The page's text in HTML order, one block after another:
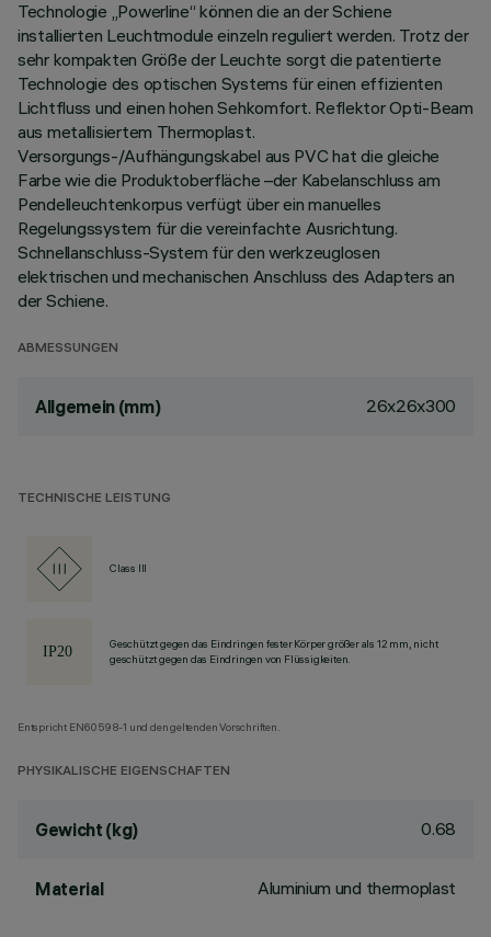
Technologie „Powerline“ können die an der Schiene
installierten Leuchtmodule einzeln reguliert werden. Trotz der
sehr kompakten Größe der Leuchte sorgt die patentierte
Technologie des optischen Systems für einen effizienten
Lichtfluss und einen hohen Sehkomfort. Reflektor Opti-Beam
aus metallisiertem Thermoplast.
Versorgungs-/Aufhängungskabel aus PVC hat die gleiche
Farbe wie die Produktoberfläche –der Kabelanschluss am
Pendelleuchtenkorpus verfügt über ein manuelles
Regelungssystem für die vereinfachte Ausrichtung.
Schnellanschluss-System für den werkzeuglosen
elektrischen und mechanischen Anschluss des Adapters an
der Schiene.
ABMESSUNGEN
Allgemein (mm) 26x26x300
TECHNISCHE LEISTUNG
Class III
Geschützt gegen das Eindringen fester Körper größer als 12 mm, nicht
geschützt gegen das Eindringen von Flüssigkeiten.
Entspricht EN60598-1 und den geltenden Vorschriften.
PHYSIKALISCHE EIGENSCHAFTEN
Gewicht (kg) 0.68
Material Aluminium und thermoplast